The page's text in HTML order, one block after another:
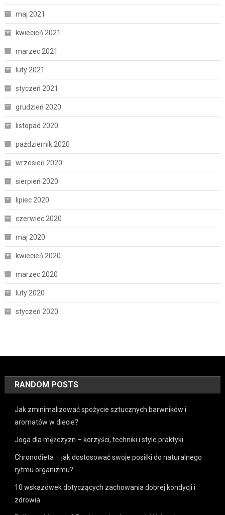
maj 2021
kwiecień 2021
marzec 2021
luty 2021
styczeń 2021
grudzień 2020
listopad 2020
październik 2020
wrzesień 2020
sierpień 2020
lipiec 2020
czerwiec 2020
maj 2020
kwiecień 2020
marzec 2020
luty 2020
styczeń 2020
RANDOM POSTS
Jak zminimalizować spożycie sztucznych barwników i
aromatów w diecie?
Joga dla mężczyzn – korzyści, techniki i style praktyki
Chronodieta – jak dostosować swoje posiłki do naturalnego
rytmu organizmu?
10 wskazówek dotyczących zachowania dobrej kondycji i
zdrowia